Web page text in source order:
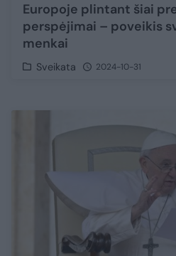
Europoje plintant šiai
perspėjimai – poveikis
menkai
Sveikata 2024-10-31